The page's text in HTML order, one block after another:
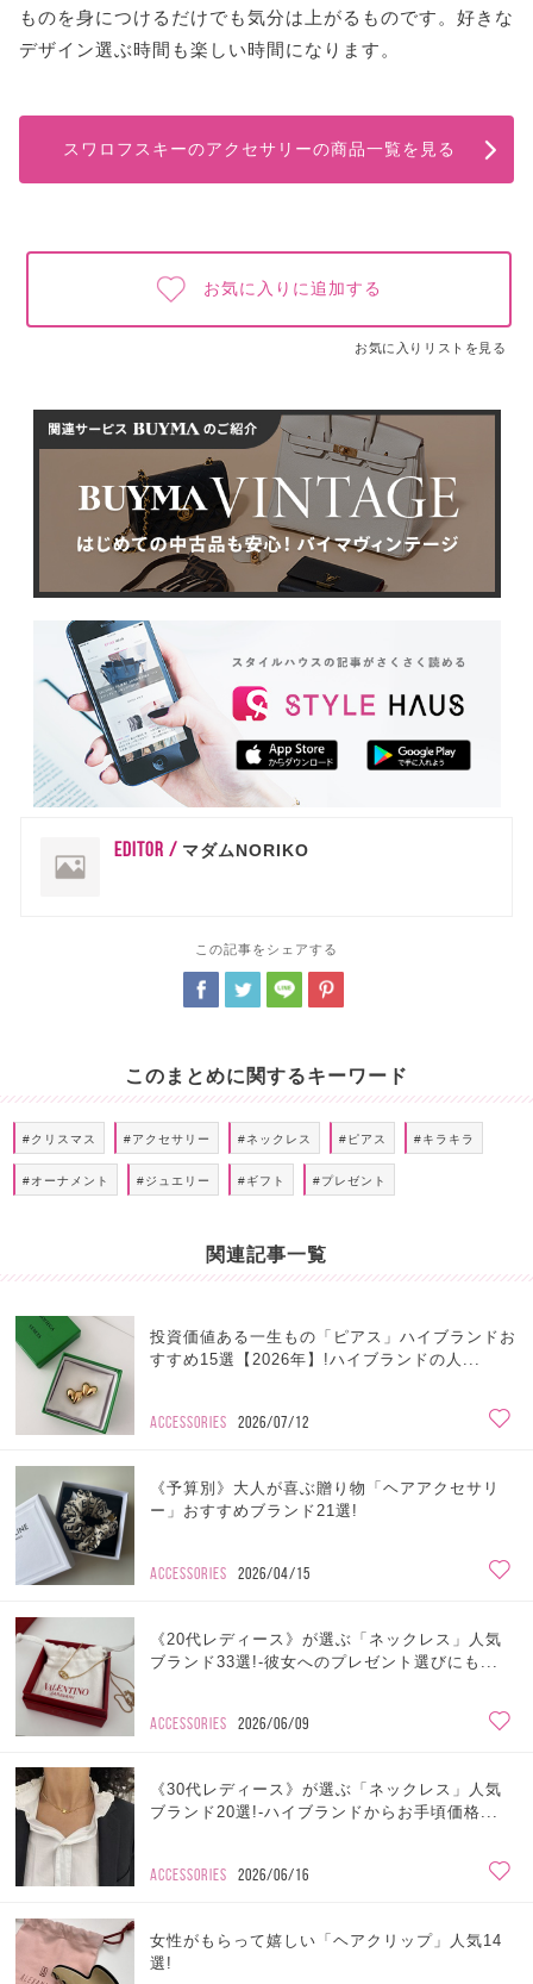
ものを身につけるだけでも気分は上がるものです。好きな
デザイン選ぶ時間も楽しい時間になります。
スワロフスキーのアクセサリーの商品一覧を見る
お気に入りに追加する
お気に入りリストを見る
EDITOR / マダムNORIKO
この記事をシェアする
このまとめに関するキーワード
#クリスマス #アクセサリー #ネックレス #ピアス #キラキラ
#オーナメント #ジュエリー #ギフト #プレゼント
関連記事一覧
投資価値ある一生もの「ピアス」ハイブランドお
すすめ15選【2026年】!ハイブランドの人...
ACCESSORIES 2026/07/12
《予算別》大人が喜ぶ贈り物「ヘアアクセサリ
ー」おすすめブランド21選!
ACCESSORIES 2026/04/15
《20代レディース》が選ぶ「ネックレス」人気
ブランド33選!-彼女へのプレゼント選びにも...
ACCESSORIES 2026/06/09
《30代レディース》が選ぶ「ネックレス」人気
ブランド20選!-ハイブランドからお手頃価格...
ACCESSORIES 2026/06/16
女性がもらって嬉しい「ヘアクリップ」人気14
選!